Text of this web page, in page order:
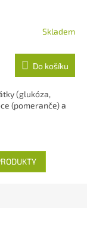
Skladem
Do košíku
(glukóza,
(pomeranče) a